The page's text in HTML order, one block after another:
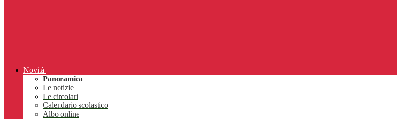
Novità
Panoramica
Le notizie
Le circolari
Calendario scolastico
Albo online